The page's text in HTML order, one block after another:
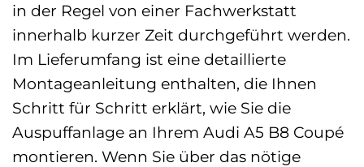
in der Regel von einer Fachwerkstatt
innerhalb kurzer Zeit durchgeführt werden.
Im Lieferumfang ist eine detaillierte
Montageanleitung enthalten, die Ihnen
Schritt für Schritt erklärt, wie Sie die
Auspuffanlage an Ihrem Audi A5 B8 Coupé
montieren. Wenn Sie über das nötige